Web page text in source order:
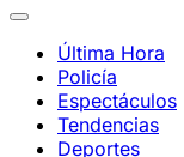
Última Hora
Policía
Espectáculos
Tendencias
Deportes